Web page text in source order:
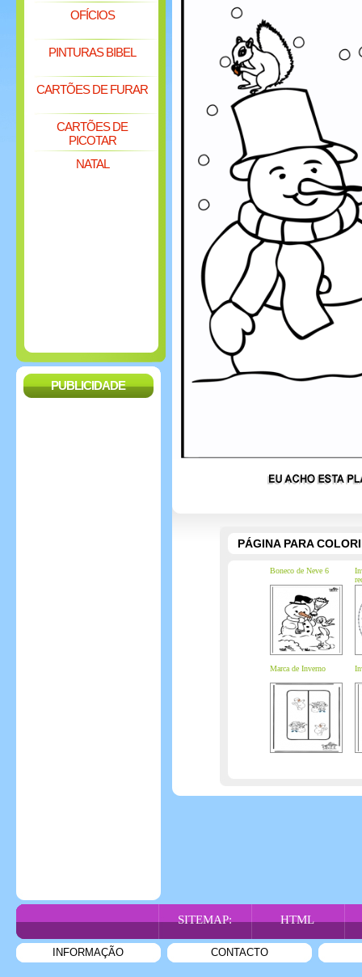
OFÍCIOS
PINTURAS BIBEL
CARTÕES DE FURAR
CARTÕES DE
PICOTAR
NATAL
PUBLICIDADE
PÁGINA PARA
Boneco de Neve 6
Marca de Inverno
SITEMAP: HTML
INFORMAÇÃO CONTACTO